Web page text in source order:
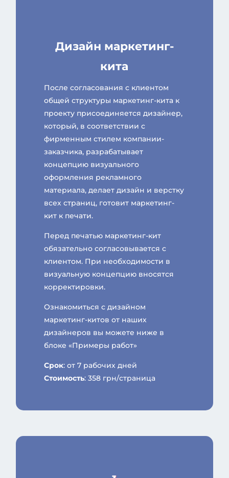
Дизайн маркетинг-
кита
После согласования с клиентом
общей структуры маркетинг-кита к
проекту присоединяется дизайнер,
который, в соответствии с
фирменным стилем компании-
заказчика, разрабатывает
концепцию визуального
оформления рекламного
материала, делает дизайн и верстку
всех страниц, готовит маркетинг-
кит к печати.
Перед печатью маркетинг-кит
обязательно согласовывается с
клиентом. При необходимости в
визуальную концепцию вносятся
корректировки.
Ознакомиться с дизайном
маркетинг-китов от наших
дизайнеров вы можете ниже в
блоке «Примеры работ»
Срок: от 7 рабочих дней
Стоимость: 358 грн/страница